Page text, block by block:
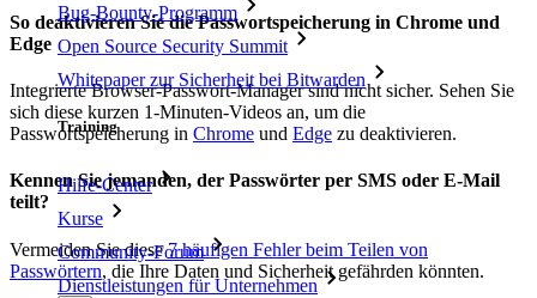
Bug-Bounty-Programm
Open Source Security Summit
Whitepaper zur Sicherheit bei Bitwarden
Training
Hilfe-Center
Kurse
Community-Forum
Dienstleistungen für Unternehmen
So deaktivieren Sie die Passwortspeicherung in Chrome und
Edge
Integrierte Browser-Passwort-Manager sind nicht sicher. Sehen Sie
sich diese kurzen 1-Minuten-Videos an, um die
Passwortspeicherung in Chrome und Edge zu deaktivieren.
Kennen Sie jemanden, der Passwörter per SMS oder E-Mail
teilt?
Vermeiden Sie diese7 häufigen Fehler beim Teilen von
Passwörtern, die Ihre Daten und Sicherheit gefährden könnten.